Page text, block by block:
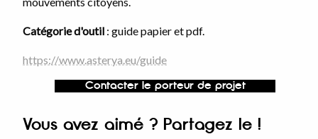
Catégorie d'outil : guide papier et pdf.
https://www.asterya.eu/guide
Contacter le porteur de projet
Vous avez aimé ? Partagez le !